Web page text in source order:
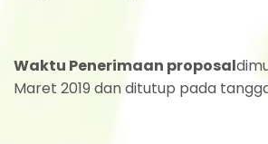
Waktu Penerimaan proposal
Maret 2019 dan ditutup pada